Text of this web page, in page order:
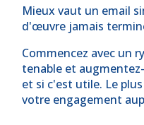
Mieux vaut un email
d'œuvre jamais
Commencez avec un
tenable et
et si c'est utile. Le
votre engagement